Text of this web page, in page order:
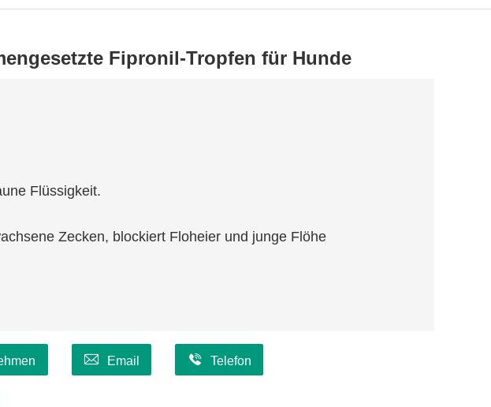
Fipronil-Tropfen für Hunde
Flüssigkeit.
Zecken, blockiert Floheier und junge Flöhe
Email Telefon